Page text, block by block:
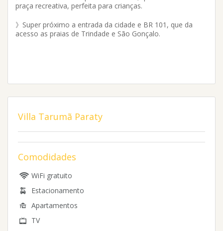
praça recreativa, perfeita para crianças.
》Super próximo a entrada da cidade e BR 101, que da
acesso as praias de Trindade e São Gonçalo.
Villa Tarumã Paraty
Comodidades
WiFi gratuito
Estacionamento
Apartamentos
TV